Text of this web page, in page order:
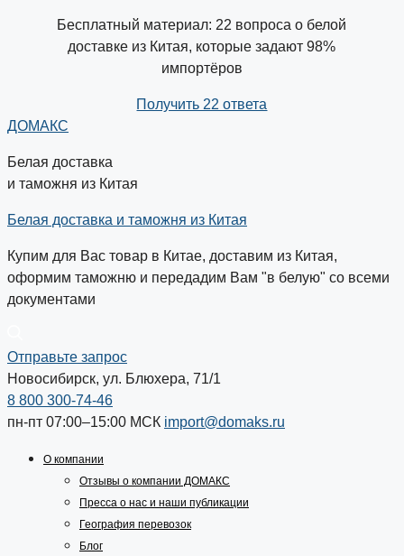
Бесплатный материал: 22 вопроса о белой
доставке из Китая, которые задают 98%
импортёров
Получить 22 ответа
ДОМАКС
Белая доставка
и таможня из Китая
Белая доставка и таможня из Китая
Купим для Вас товар в Китае, доставим из Китая,
оформим таможню и передадим Вам "в белую" со всеми
документами
Отправьте запрос
Новосибирск, ул. Блюхера, 71/1
8 800 300-74-46
пн-пт 07:00–15:00 МСК import@domaks.ru
О компании
Отзывы о компании ДОМАКС
Пресса о нас и наши публикации
География перевозок
Блог